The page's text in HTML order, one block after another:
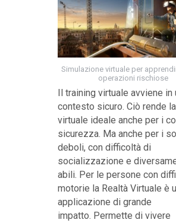
Simulazione virtuale per
operazioni rischiose
Il training virtuale avviene in
contesto sicuro. Ciò rende
virtuale ideale anche per i
sicurezza. Ma anche per i
deboli, con difficoltà di
socializzazione e
abili. Per le persone con
motorie la Realtà Virtuale è
applicazione di grande
impatto. Permette di vivere